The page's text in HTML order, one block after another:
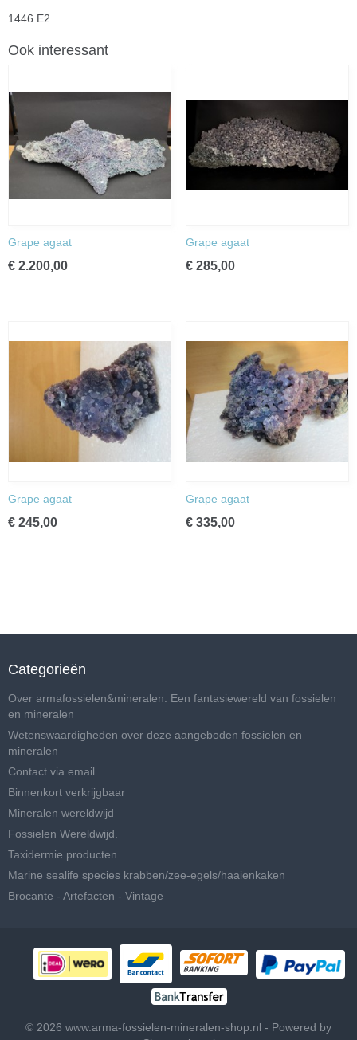
1446 E2
Ook interessant
Grape agaat
€ 2.200,00
Grape agaat
€ 285,00
Grape agaat
€ 245,00
Grape agaat
€ 335,00
Categorieën
Over armafossielen&mineralen: Een fantasiewereld van fossielen
en mineralen
Wetenswaardigheden over deze aangeboden fossielen en
mineralen
Contact via email .
Binnenkort verkrijgbaar
Mineralen wereldwijd
Fossielen Wereldwijd.
Taxidermie producten
Marine sealife species krabben/zee-egels/haaienkaken
Brocante - Artefacten - Vintage
© 2026 www.arma-fossielen-mineralen-shop.nl - Powered by